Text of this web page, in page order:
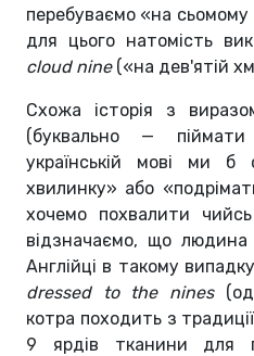
перебуваємо «на сьомому
для цього натомість
cloud nine(«на дев'ятій
Схожа історія з
(буквально —
українській мові ми б
хвилинку» або
хочемо похвалити
відзначаємо, що
Англійці в такому
dressed to the nines
котра походить з
9 ярдів тканини для